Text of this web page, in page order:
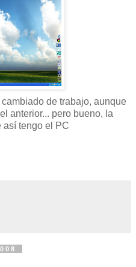
de trabajo, aunque
anterior... pero bueno, la
así tengo el PC